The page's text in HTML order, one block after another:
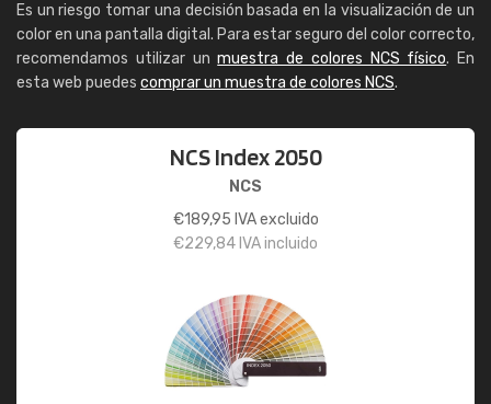
Es un riesgo tomar una decisión basada en la visualización de un
color en una pantalla digital. Para estar seguro del color correcto,
recomendamos utilizar unmuestra de colores NCS físico. En
esta web puedes comprar un muestra de colores NCS.
NCS Index 2050
NCS
€189,95 IVA excluido
€229,84 IVA incluido